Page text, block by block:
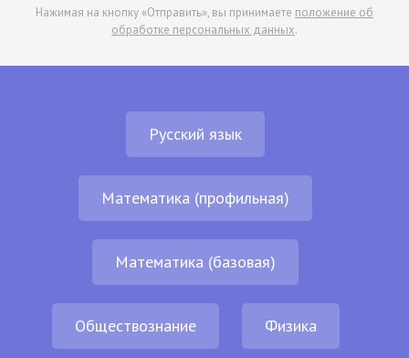
Нажимая на кнопку «Отправить», вы принимаете положение об
обработке персональных данных.
Русский язык
Математика (профильная)
Математика (базовая)
Обществознание Физика